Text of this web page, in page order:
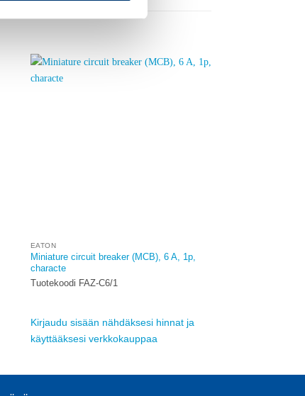
EATON
Miniature circuit breaker (MCB), 6 A, 1p,
characte
Tuotekoodi FAZ-C6/1
Kirjaudu sisään nähdäksesi hinnat ja
käyttääksesi verkkokauppaa